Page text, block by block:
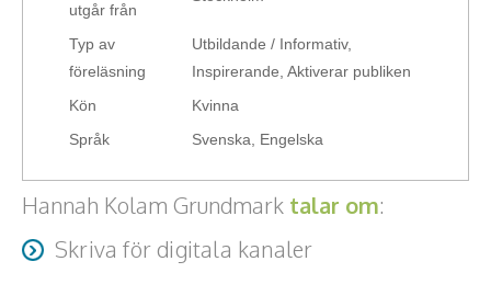
Teamwork, teambuilding, relationer
Vård, omsorg, beroende
Kända personer
Författare
Idrottare och äventyrare
utgår från
Typ av
föreläsning
Utbildande / Informativ,
Inspirerande, Aktiverar publiken
Kön
Kvinna
Språk
Svenska, Engelska
Hannah Kolam Grundmark talar om:
Skriva för digitala kanaler